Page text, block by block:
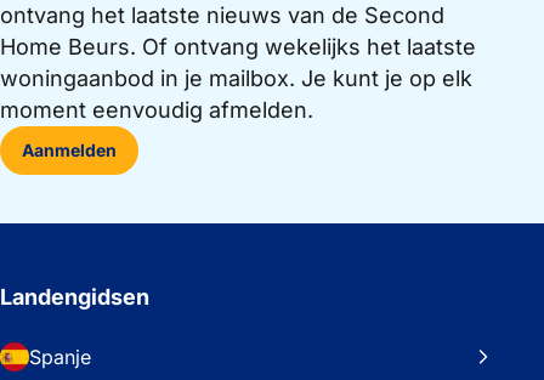
ontvang het laatste nieuws van de Second
Home Beurs. Of ontvang wekelijks het laatste
woningaanbod in je mailbox. Je kunt je op elk
moment eenvoudig afmelden.
Aanmelden
Landengidsen
Spanje